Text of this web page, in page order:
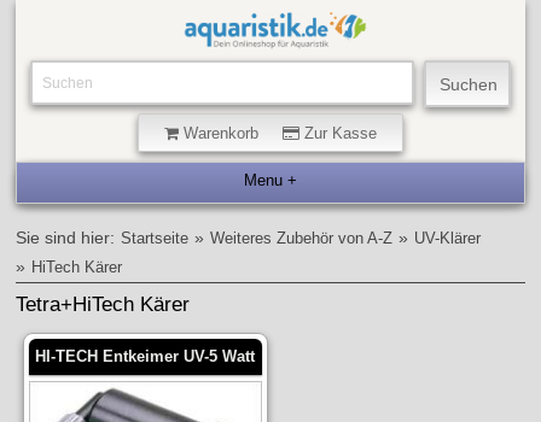
Warenkorb Zur Kasse
Sie sind hier: Startseite » Weiteres Zubehör von A-Z » UV-Klärer
» HiTech Kärer
Tetra+HiTech Kärer
HI-TECH Entkeimer UV-5 Watt